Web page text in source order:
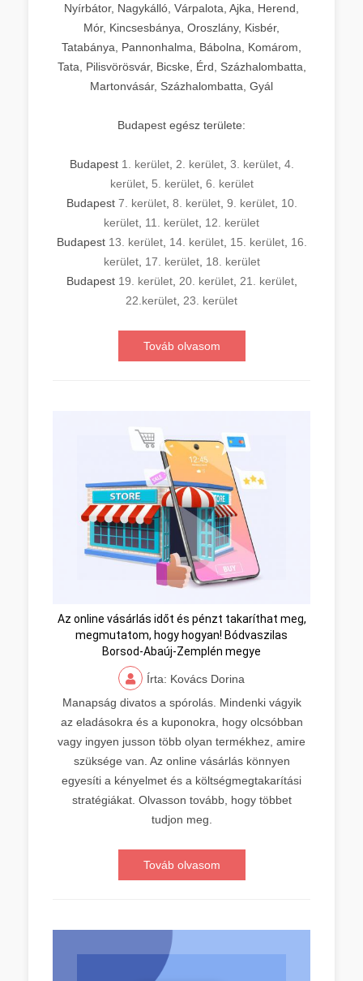
Nyírbátor, Nagykálló, Várpalota, Ajka, Herend,
Mór, Kincsesbánya, Oroszlány, Kisbér,
Tatabánya, Pannonhalma, Bábolna, Komárom,
Tata, Pilisvörösvár, Bicske, Érd, Százhalombatta,
Martonvásár, Százhalombatta, Gyál
Budapest egész területe:
Budapest 1. kerület, 2. kerület, 3. kerület, 4.
kerület, 5. kerület, 6. kerület
Budapest 7. kerület, 8. kerület, 9. kerület, 10.
kerület 11. kerület 12. kerület
Budapest 13. kerület, 14. kerület, 15. kerület, 16.
kerület, 17. kerület, 18. kerület
Budapest 19. kerület, 20. kerület, 21. kerület,
22.kerület 23. kerület
Továb olvasom
Az online vásárlás időt és pénzt takaríthat meg,
megmutatom, hogy hogyan! Bódvaszilas
Borsod-Abaúj-Zemplén megye
Írta: Kovács Dorina
Manapság divatos a spórolás. Mindenki vágyik
az eladásokra és a kuponokra, hogy olcsóbban
vagy ingyen jusson több olyan termékhez, amire
szüksége van. Az online vásárlás könnyen
egyesíti a kényelmet és a költségmegtakarítási
stratégiákat. Olvasson tovább, hogy többet
tudjon meg.
Továb olvasom